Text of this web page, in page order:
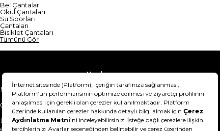
Bel Çantaları
Okul Çantaları
Su Sporları
Çantaları
Bisiklet Çantaları
Tümünü Gör
Yardım
Mesafeli Satış Sözleşmesi
Teslimat Bilgisi
Gizlilik Sözleşmesi
Şartlar & Koşullar
Ürünümü nasıl iade
edebilirim?
Hakkımızda